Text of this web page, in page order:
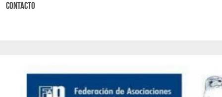
Contacto